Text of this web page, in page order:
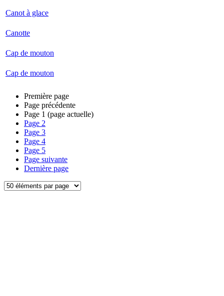
Canot à glace
Canotte
Cap de mouton
Cap de mouton
Première page
Page précédente
Page 1 (page actuelle)
Page 2
Page 3
Page 4
Page 5
Page suivante
Dernière page